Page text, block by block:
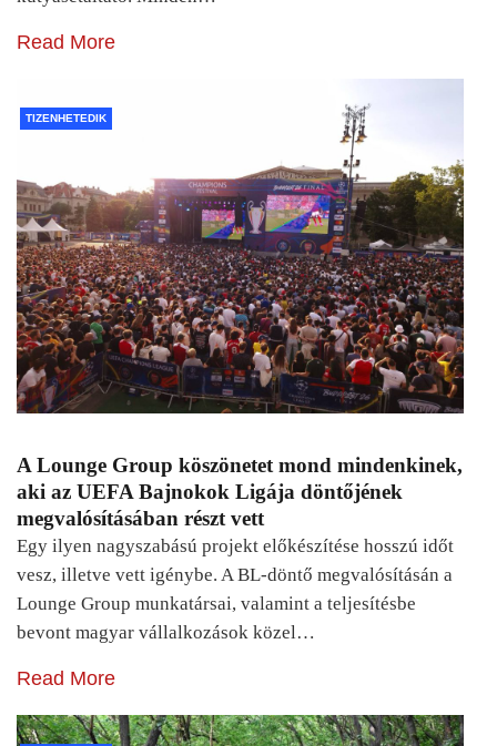
Read More
TIZENHETEDIK
A Lounge Group köszönetet mond mindenkinek,
aki az UEFA Bajnokok Ligája döntőjének
megvalósításában részt vett
Egy ilyen nagyszabású projekt előkészítése hosszú időt
vesz, illetve vett igénybe. A BL-döntő megvalósításán a
Lounge Group munkatársai, valamint a teljesítésbe
bevont magyar vállalkozások közel…
Read More